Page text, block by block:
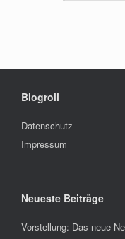
Blogroll
Datenschutz
Impressum
Neueste Beiträge
Vorstellung: Das neue